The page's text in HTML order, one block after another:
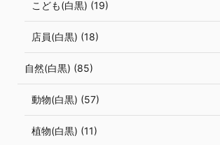
こども(白黒) (19)
店員(白黒) (18)
自然(白黒) (85)
動物(白黒) (57)
植物(白黒) (11)